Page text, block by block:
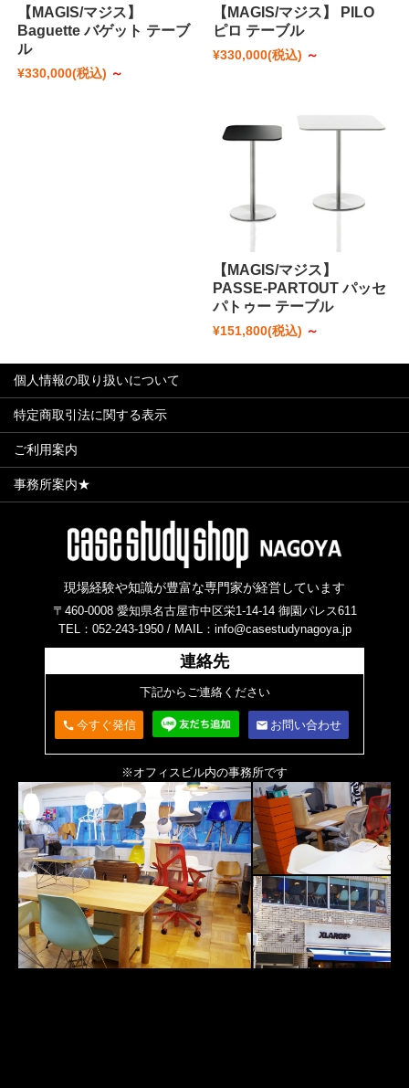
【MAGIS/マジス】
Baguette バゲット テーブ
ル
¥330,000(税込) ～
【MAGIS/マジス】 PILO
ピロ テーブル
¥330,000(税込) ～
【MAGIS/マジス】
PASSE-PARTOUT パッセ
パトゥー テーブル
¥151,800(税込) ～
個人情報の取り扱いについて
特定商取引法に関する表示
ご利用案内
事務所案内★
現場経験や知識が豊富な専門家が経営しています
〒460-0008 愛知県名古屋市中区栄1-14-14 御園パレス611
TEL：052-243-1950 / MAIL：info@casestudynagoya.jp
連絡先
下記からご連絡ください
call 今すぐ発信 email お問い合わせ
※オフィスビル内の事務所です